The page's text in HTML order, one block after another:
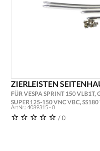
ZIERLEISTEN
FÜR VESPA SPRINT 150
SUPER125-150 VNC VBC, SS180
ArtNr.: 4089315 - 0
/ 0